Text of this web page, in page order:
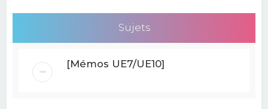
Sujets
[Mémos UE7/UE10]